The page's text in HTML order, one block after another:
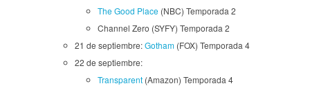
The Good Place (NBC) Temporada 2
Channel Zero (SYFY) Temporada 2
21 de septiembre:Gotham(FOX) Temporada 4
22 de septiembre:
Transparent (Amazon) Temporada 4